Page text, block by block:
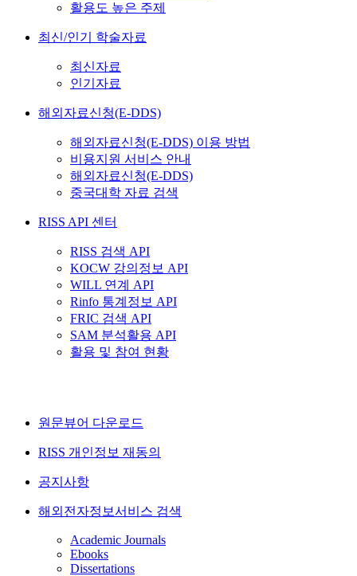
활용도 높은 주제
최신/인기 학술자료
최신자료
인기자료
해외자료신청(E-DDS)
해외자료신청(E-DDS) 이용 방법
비용지원 서비스 안내
해외자료신청(E-DDS)
중국대학 자료 검색
RISS API 센터
RISS 검색 API
KOCW 강의정보 API
WILL 연계 API
Rinfo 통계정보 API
FRIC 검색 API
SAM 분석활용 API
활용 및 참여 현황
원문뷰어 다운로드
RISS 개인정보 재동의
공지사항
해외전자정보서비스 검색
Academic Journals
Ebooks
Dissertations